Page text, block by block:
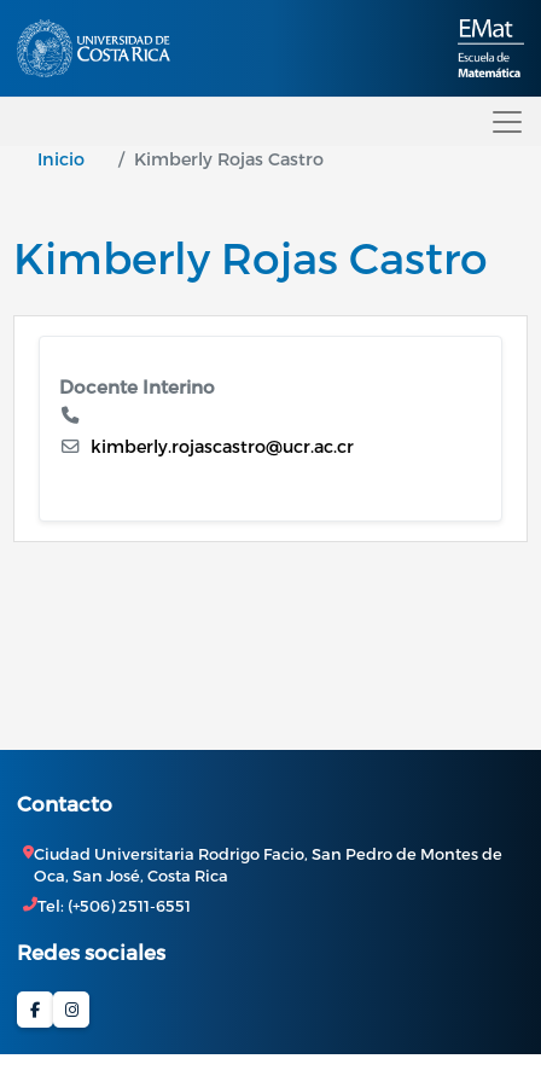
Inicio Kimberly Rojas Castro
Kimberly Rojas Castro
Docente Interino
kimberly.rojascastro@ucr.ac.cr
Contacto
Ciudad Universitaria Rodrigo Facio, San Pedro de Montes de
Oca, San José, Costa Rica
Tel: (+506) 2511-6551
Redes sociales